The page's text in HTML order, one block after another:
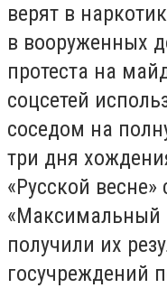
верят в
в вооруженных
протеста на
соцсетей
соседом на
три дня
«Русской
«Максимальный
получили их
госучреждений